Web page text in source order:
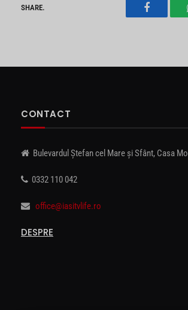
SHARE.
Facebook
CONTACT
Bulevardul Ștefan cel Mare și Sfânt, Casa
0332 110 042
office@iasitvlife.ro
DESPRE